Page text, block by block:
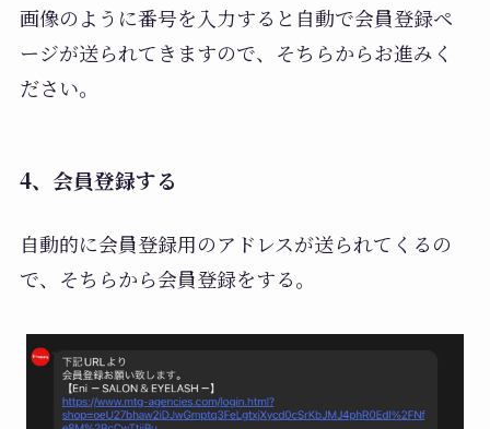
画像のように番号を入力すると自動で会員登録ペ
ージが送られてきますので、そちらからお進みく
ださい。
4、会員登録する
自動的に会員登録用のアドレスが送られてくるの
で、そちらから会員登録をする。